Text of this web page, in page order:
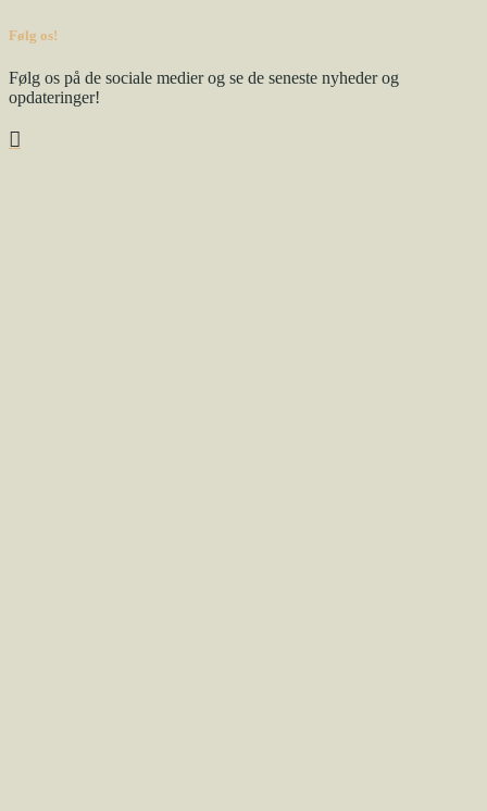
Følg os!
Følg os på de sociale medier og se de seneste nyheder og
opdateringer!